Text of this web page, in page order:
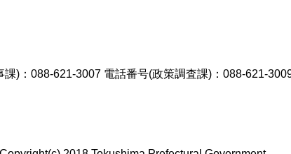
)：088-621-3007 電話番号(政策調査課)：088-621-